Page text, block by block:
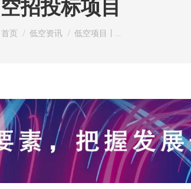
空招投标项目
您在这里：
首页 低空资讯 低空项目丨…